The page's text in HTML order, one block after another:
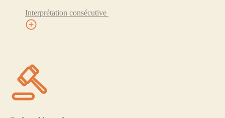
Interprétation consécutive